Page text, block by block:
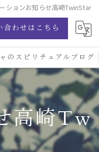
ションお知らせ高崎TwinStar
合わせはこちら
のスピリチュアルブログ
高崎Tw